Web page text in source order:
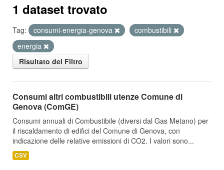
1 dataset trovato
Tag: consumi-energia-genova
combustibili
energia
Risultato del Filtro
Consumi altri combustibili utenze Comune di
Genova (ComGE)
Consumi annuali di Combustibile (diversi dal Gas Metano) per
il riscaldamento di edifici del Comune di Genova, con
indicazione delle relative emissioni di CO2. I valori sono...
CSV